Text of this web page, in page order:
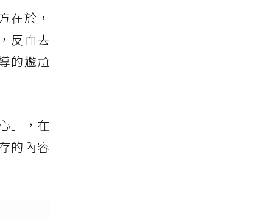
在於，
反而去
的尷尬
」，在
的內容